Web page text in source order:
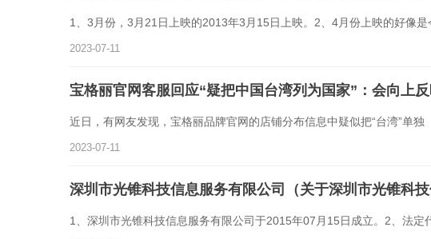
1、3月份，3月21日上映的2013年3月15日上映。2、4月份上映的好像是
2023-07-11
宝格丽官网客服回应“疑把中国台湾列为国家”：会向上
近日，有网友发现，宝格丽品牌官网的店铺分布信息中疑似把“台湾”单独
2023-07-11
深圳市光锥科技信息服务有限公司（关于深圳市光锥科技
1、深圳市光锥科技信息服务有限公司于2015年07月15日成立。2、法定